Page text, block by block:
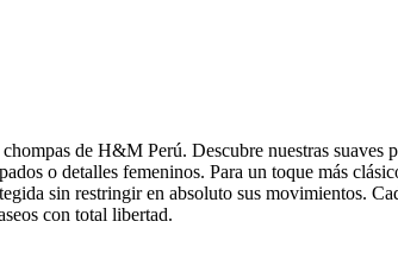
de H&M Perú. Descubre nuestras suaves
o detalles femeninos. Para un toque más
sin restringir en absoluto sus movimientos.
con total libertad.